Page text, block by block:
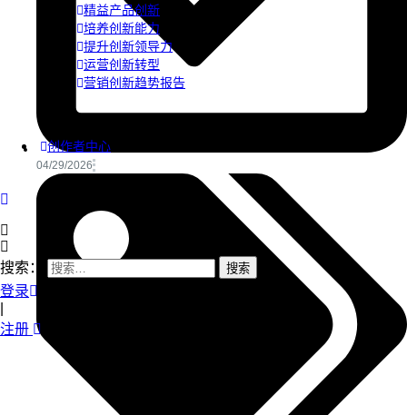
精益产品创新
培养创新能力
提升创新领导力
运营创新转型
营销创新趋势报告
创作者中心
搜索：
登录
注册
04/29/2026